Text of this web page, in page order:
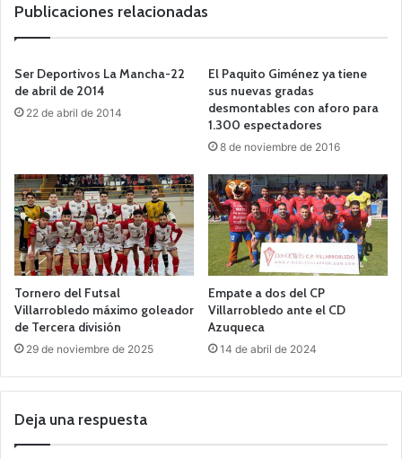
Publicaciones relacionadas
Ser Deportivos La Mancha-22
de abril de 2014
22 de abril de 2014
El Paquito Giménez ya tiene
sus nuevas gradas
desmontables con aforo para
1.300 espectadores
8 de noviembre de 2016
Tornero del Futsal
Villarrobledo máximo goleador
de Tercera división
29 de noviembre de 2025
Empate a dos del CP
Villarrobledo ante el CD
Azuqueca
14 de abril de 2024
Deja una respuesta